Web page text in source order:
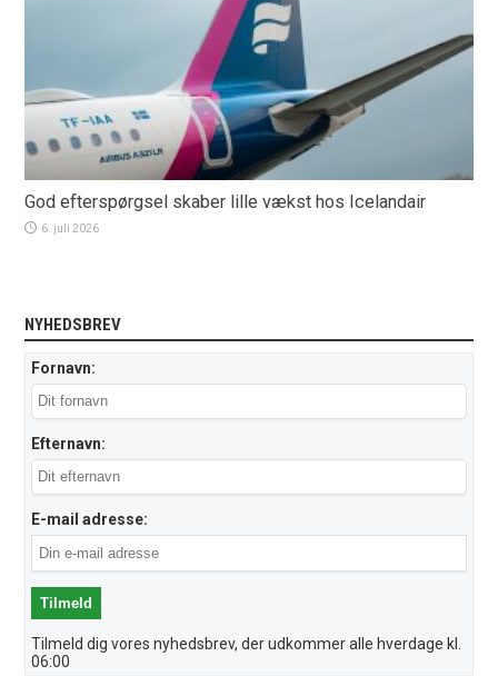
God efterspørgsel skaber lille vækst hos Icelandair
6. juli 2026
NYHEDSBREV
Fornavn:
Efternavn:
E-mail adresse:
Tilmeld dig vores nyhedsbrev, der udkommer alle hverdage kl.
06:00